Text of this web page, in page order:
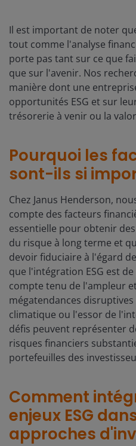
Il est important de noter
tout comme l'analyse
porte pas tant sur ce que
que sur l'avenir. Nos
manière dont une
opportunités ESG et sur
trésorerie à venir ou la
Pourquoi les
sont-ils si
Chez Janus Henderson,
compte des facteurs
essentielle pour obtenir
du risque à long terme et
devoir fiduciaire à l'égard
que l'intégration ESG est
compte tenu de l'ampleur
mégatendances
climatique ou l'essor de
défis peuvent représenter
risques financiers
portefeuilles des
Comment
enjeux ESG
approches